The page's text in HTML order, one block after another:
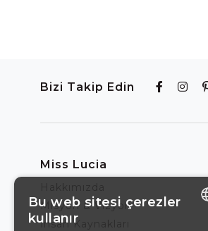
Bizi Takip Edin
Miss Lucia
Misyon & Vizyon
İnsan Kaynakları
Bu web sitesi çerezler
kullanır